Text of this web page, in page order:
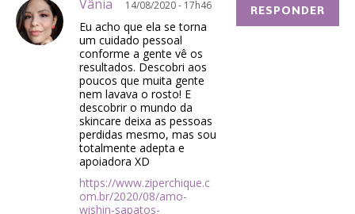
Vânia 14/08/2020 - 17h46
Eu acho que ela se torna
um cuidado pessoal
conforme a gente vê os
resultados. Descobri aos
poucos que muita gente
nem lavava o rosto! E
descobrir o mundo da
skincare deixa as pessoas
perdidas mesmo, mas sou
totalmente adepta e
apoiadora XD
https://www.ziperchique.c
om.br/2020/08/amo-
wishin-sapatos-
RESPONDER